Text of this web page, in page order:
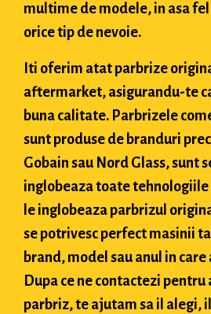
multime de modele, in asa
orice tip de nevoie.
Iti oferim atat parbrize
aftermarket, asigurandu-te
buna calitate. Parbrizele
sunt produse de branduri
Gobain sau Nord Glass, sunt
inglobeaza toate tehnologiile
le inglobeaza parbrizul
se potrivesc perfect masinii
brand, model sau anul in care
Dupa ce ne contactezi pentru
parbriz, te ajutam sa il alegi,